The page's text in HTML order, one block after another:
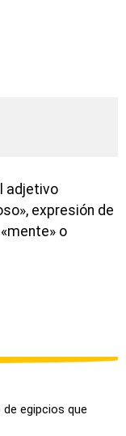
adjetivo
expresión de
o
egipcios que